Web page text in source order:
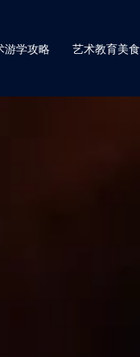
游学攻略 艺术教育美食